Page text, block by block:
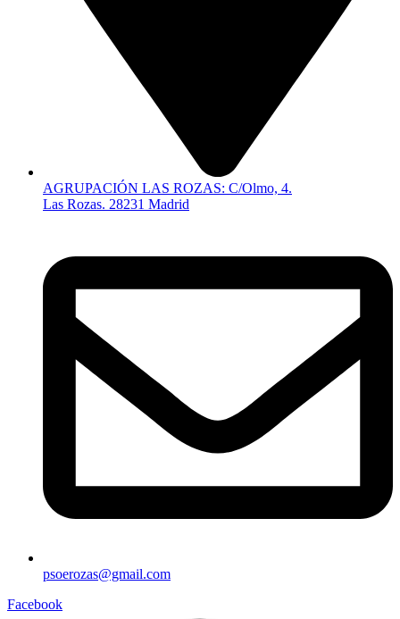
AGRUPACIÓN LAS ROZAS: C/Olmo, 4.
Las Rozas. 28231 Madrid
psoerozas@gmail.com
Facebook